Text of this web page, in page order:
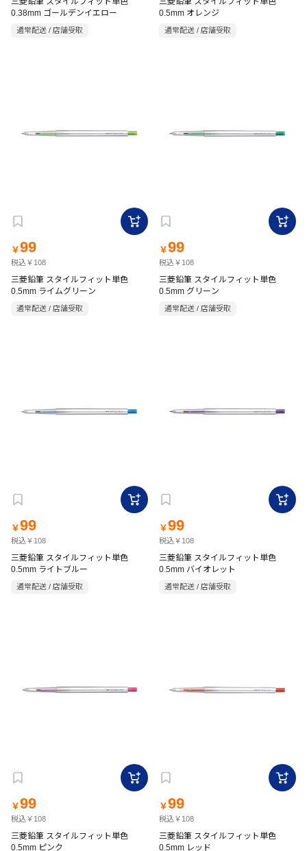
0.38mm ゴールデンイエロー
通常配送 / 店舗受取
0.5mm オレンジ
通常配送 / 店舗受取
￥99
税込￥108
三菱鉛筆 スタイルフィット単色
0.5mm ライムグリーン
通常配送 / 店舗受取
￥99
税込￥108
三菱鉛筆 スタイルフィット単色
0.5mm グリーン
通常配送 / 店舗受取
￥99
税込￥108
三菱鉛筆 スタイルフィット単色
0.5mm ライトブルー
通常配送 / 店舗受取
￥99
税込￥108
三菱鉛筆 スタイルフィット単色
0.5mm バイオレット
通常配送 / 店舗受取
￥99
税込￥108
三菱鉛筆 スタイルフィット単色
0.5mm ピンク
￥99
税込￥108
三菱鉛筆 スタイルフィット単色
0.5mm レッド